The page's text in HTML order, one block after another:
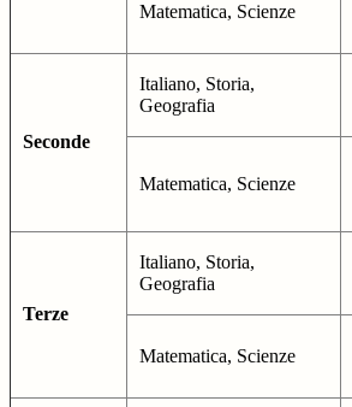
Matematica, Scienze
Seconde
Italiano, Storia,
Geografia
Matematica, Scienze
Terze
Italiano, Storia,
Geografia
Matematica, Scienze